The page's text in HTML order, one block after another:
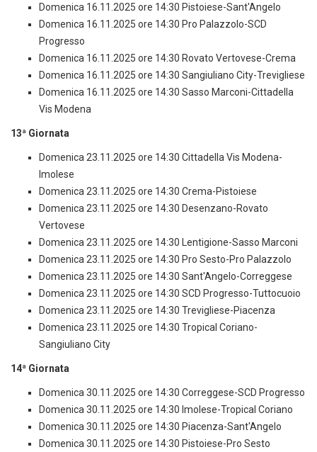
Domenica 16.11.2025 ore 14:30 Pistoiese-Sant'Angelo
Domenica 16.11.2025 ore 14:30 Pro Palazzolo-SCD
Progresso
Domenica 16.11.2025 ore 14:30 Rovato Vertovese-Crema
Domenica 16.11.2025 ore 14:30 Sangiuliano City-Trevigliese
Domenica 16.11.2025 ore 14:30 Sasso Marconi-Cittadella
Vis Modena
13ª Giornata
Domenica 23.11.2025 ore 14:30 Cittadella Vis Modena-
Imolese
Domenica 23.11.2025 ore 14:30 Crema-Pistoiese
Domenica 23.11.2025 ore 14:30 Desenzano-Rovato
Vertovese
Domenica 23.11.2025 ore 14:30 Lentigione-Sasso Marconi
Domenica 23.11.2025 ore 14:30 Pro Sesto-Pro Palazzolo
Domenica 23.11.2025 ore 14:30 Sant'Angelo-Correggese
Domenica 23.11.2025 ore 14:30 SCD Progresso-Tuttocuoio
Domenica 23.11.2025 ore 14:30 Trevigliese-Piacenza
Domenica 23.11.2025 ore 14:30 Tropical Coriano-
Sangiuliano City
14ª Giornata
Domenica 30.11.2025 ore 14:30 Correggese-SCD Progresso
Domenica 30.11.2025 ore 14:30 Imolese-Tropical Coriano
Domenica 30.11.2025 ore 14:30 Piacenza-Sant'Angelo
Domenica 30.11.2025 ore 14:30 Pistoiese-Pro Sesto